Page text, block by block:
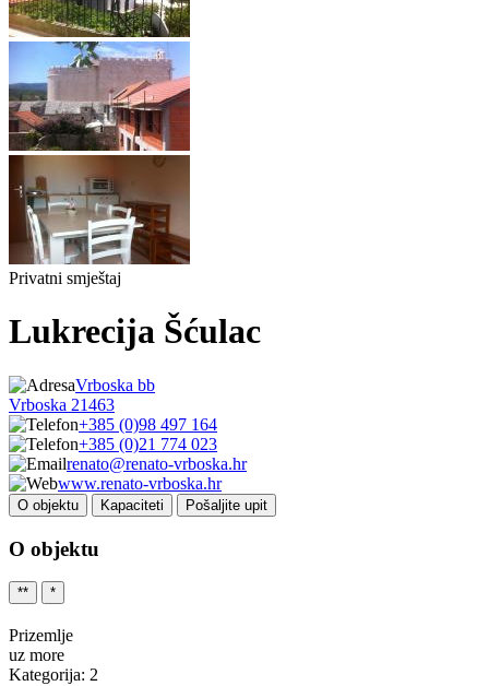
Privatni smještaj
Lukrecija Šćulac
Vrboska bb
Vrboska 21463
+385 (0)98 497 164
+385 (0)21 774 023
renato@renato-vrboska.hr
www.renato-vrboska.hr
O objektu Kapaciteti Pošaljite upit
O objektu
** *
Prizemlje
uz more
Kategorija: 2